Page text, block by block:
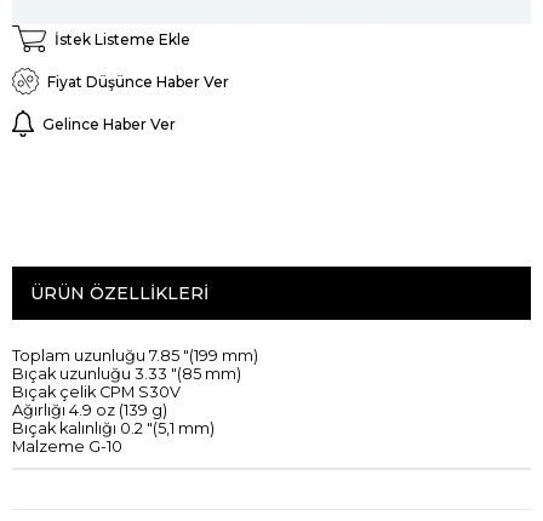
İstek Listeme Ekle
Fiyat Düşünce Haber Ver
Gelince Haber Ver
ÜRÜN ÖZELLIKLERI
Toplam uzunluğu 7.85 "(199 mm)
Bıçak uzunluğu 3.33 "(85 mm)
Bıçak çelik CPM S30V
Ağırlığı 4.9 oz (139 g)
Bıçak kalınlığı 0.2 "(5,1 mm)
Malzeme G-10